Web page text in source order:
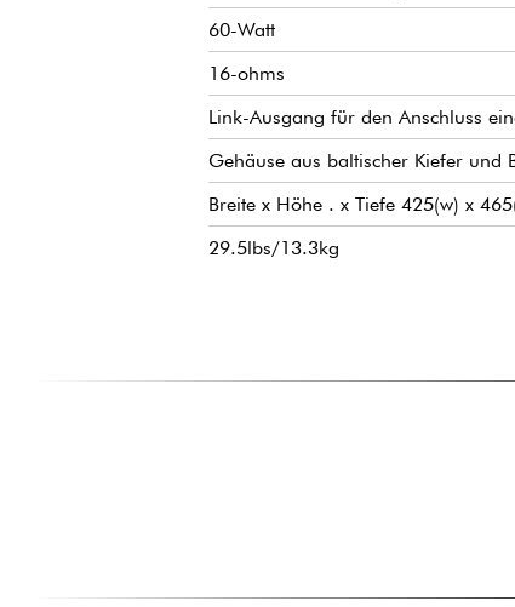
60-Watt
16-ohms
Link-Ausgang für den Anschluss
Gehäuse aus baltischer Kiefer und
Breite x Höhe . x Tiefe 425(w) x
29.5lbs/13.3kg